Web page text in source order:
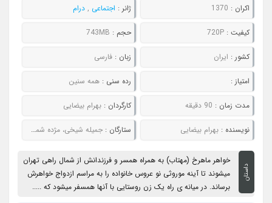
اکران : 1370 ژانر : اجتماعی , درام
کیفیت :720P حجم : 743MB
کشور : ایران زبان : فارسی
امتیاز : رده سنی : همه سنین
مدت زمان : 90 دقیقه کارگردان : بهرام بیضایی
نویسنده :بهرام بیضایی ستارگان : جمیله شیخی، مژده شمسایی، آتیلا پسیانی، فاطمه معتمدآریا، محبوبه بیات
داستان
خواهر ماهرخ (مهتاب) به همراه همسر و فرزندانش از شمال راهی تهران
میشوند تا آینه موروثی نو عروس خانواده را به مراسم ازدواج خواهرش
برساند. در میانه ی راه یک زن روستایی با آنها همسفر میشود که .....